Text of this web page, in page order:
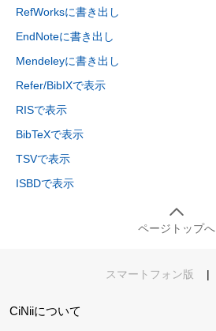
RefWorksに書き出し
EndNoteに書き出し
Mendeleyに書き出し
Refer/BibIXで表示
RISで表示
BibTeXで表示
TSVで表示
ISBDで表示
ページトップへ
スマートフォン版 |
CiNiiについて